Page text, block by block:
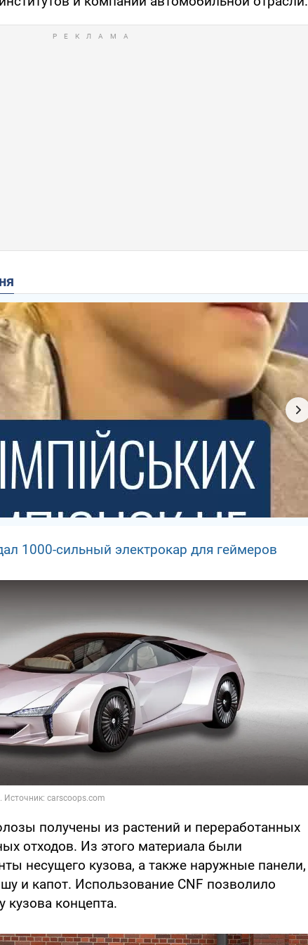
1000-сильный электрокар для геймеров
получены из растений и переработанных
отходов. Из этого материала были
несущего кузова, а также наружные панели,
и капот. Использование CNF позволило
кузова концепта.